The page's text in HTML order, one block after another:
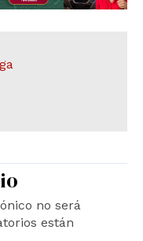
no será
están